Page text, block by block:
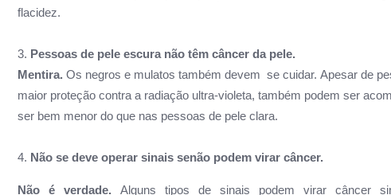
flacidez.
3. Pessoas de pele escura não têm câncer da pele.
Mentira. Os negros e mulatos também devem se cuidar. Apesar de
maior proteção contra a radiação ultra-violeta, também podem ser
ser bem menor do que nas pessoas de pele clara.
4. Não se deve operar sinais senão podem virar câncer.
Não é verdade.Alguns tipos de sinais podem virar câncer